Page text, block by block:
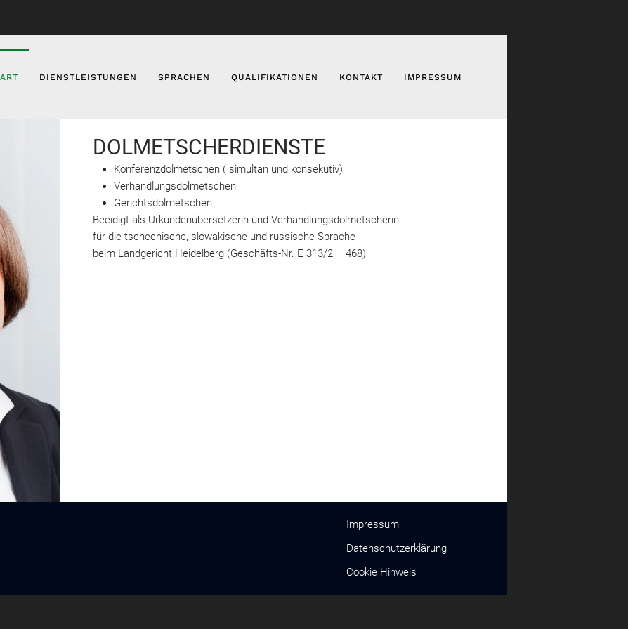
DIENSTLEISTUNGEN SPRACHEN QUALIFIKATIONEN KONTAKT IMPRESSUM
DOLMETSCHERDIENSTE
Konferenzdolmetschen ( simultan und konsekutiv)
Verhandlungsdolmetschen
Gerichtsdolmetschen
Beeidigt als Urkundenübersetzerin und Verhandlungsdolmetscherin
für die tschechische, slowakische und russische Sprache
beim Landgericht Heidelberg (Geschäfts-Nr. E 313/2 – 468)
Impressum
Datenschutzerklärung
Cookie Hinweis